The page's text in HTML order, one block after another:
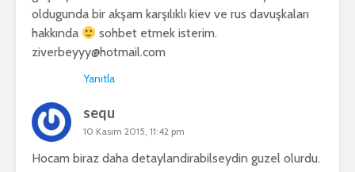
oldugunda bir akşam karşılıklı kiev ve rus davuşkaları
hakkında
sohbet etmek isterim.
ziverbeyyy@hotmail.com
Yanıtla
sequ
10 Kasım 2015, 11:42 pm
Hocam biraz daha detaylandirabilseydin guzel olurdu.